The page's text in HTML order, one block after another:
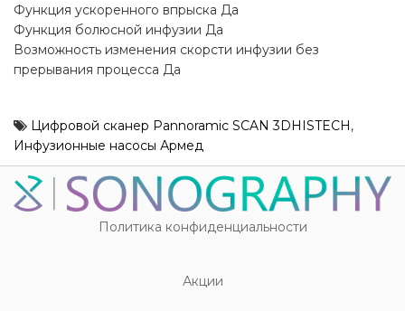
Функция ускоренного впрыска Да
Функция болюсной инфузии Да
Возможность изменения скорсти инфузии без
прерывания процесса Да
Цифровой сканер Pannoramic SCAN 3DHISTECH ,
Инфузионные насосы Армед
Политика конфиденциальности
Акции